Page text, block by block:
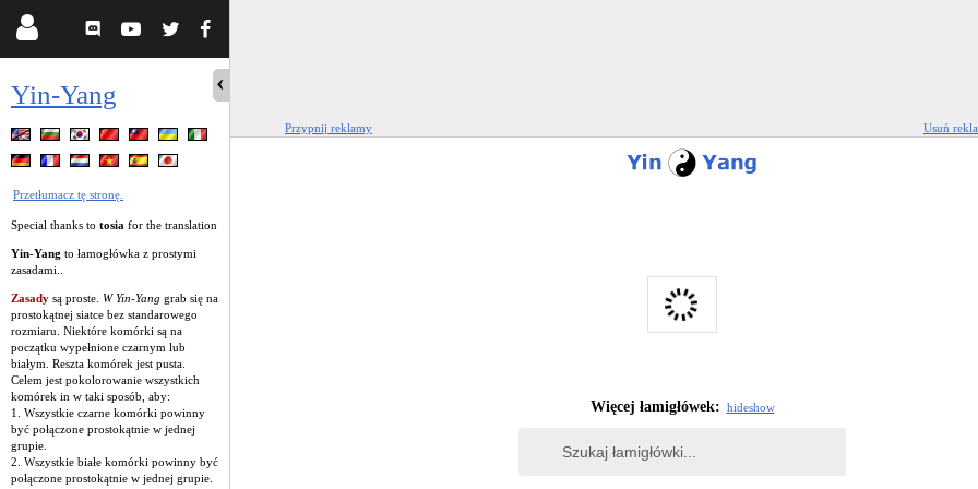
Yin-Yang
Przetłumacz tę stronę.
Special thanks to tosia for the translation
Yin-Yang to łamogłówka z prostymi
zasadami..
Zasady są proste. W Yin-Yang grab się na
prostokątnej siatce bez standarowego
rozmiaru. Niektóre komórki są na
początku wypełnione czarnym lub
białym. Reszta komórek jest pusta.
Celem jest pokolorowanie wszystkich
komórek in w taki sposób, aby:
1. Wszystkie czarne komórki powinny
być połączone prostokątnie w jednej
grupie.
2. Wszystkie białe komórki powinny być
połączone prostokątnie w jednej grupie.
Przypnij reklamy Usuń
Więcej łamigłówek: hideshow